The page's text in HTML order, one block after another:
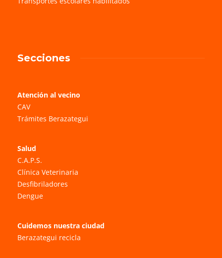
Secciones
Atención al vecino
CAV
Trámites Berazategui
Salud
C.A.P.S.
Clínica Veterinaria
Desfibriladores
Dengue
Cuidemos nuestra ciudad
Berazategui recicla